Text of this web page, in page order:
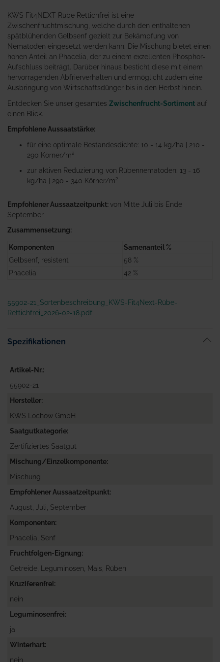
KWS Fit4NEXT Rübe Rettichfrei ist eine
Zwischenfruchtmischung, welche durch den enthaltenen
spätblühenden Gelbsenf gezielt zur Bekämpfung von
Nematoden eingesetzt werden kann. Die Mischung bietet einen
hohen Anteil an Phacelia, der zu einem exzellenten Phosphor-
Aufschluss beiträgt. Darüber hinaus besticht diese mit einem
hervorragenden Abfrierverhalten und ermöglicht zudem eine
Ausbringung von Wirtschaftsdünger bis in den Herbst hinein.
Entdecken Sie unser gesamtes Zwischenfrucht-Sortiment auf
einen Blick.
Empfohlene Aussaatstärke:
für eine optimale Bestandesdichte: 10 - 14 kg/ha | 210 -
290 Körner/m²
zur aktiven Reduzierung von Rübennematoden: 13 - 16
kg/ha | 290 - 340 Körner/m²
Empfohlener Aussaatzeitpunkt:von Mitte Juli bis Ende
September
Zusammensetzung:
Komponenten
Samenanteil %
Gelbsenf, resistent
58 %
Phacelia
42 %
55902-21_Sortenbeschreibung_KWS-Fit4Next-Rübe-
Rettichfrei_2026-02-18.pdf
Spezifikationen
Artikel-Nr.
55902-21
Hersteller
KWS Lochow GmbH
Saatgutkategorie
Zertifiziertes Saatgut
Mischung/Einzelkomponente
Mischung
Empfohlener Aussaatzeitpunkt
August, Juli, September
Komponenten
Phacelia, Senf
Fruchtfolgen-Eignung
Getreide, Leguminosen, Mais, Rüben
Kruziferenfrei
nein
Leguminosenfrei
ja
Winterhart
nein